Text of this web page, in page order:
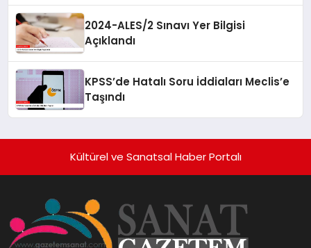
2024-ALES/2 Sınavı Yer Bilgisi
Açıklandı
KPSS’de Hatalı Soru İddiaları Meclis’e
Taşındı
Kültürel ve Sanatsal Haber Portalı